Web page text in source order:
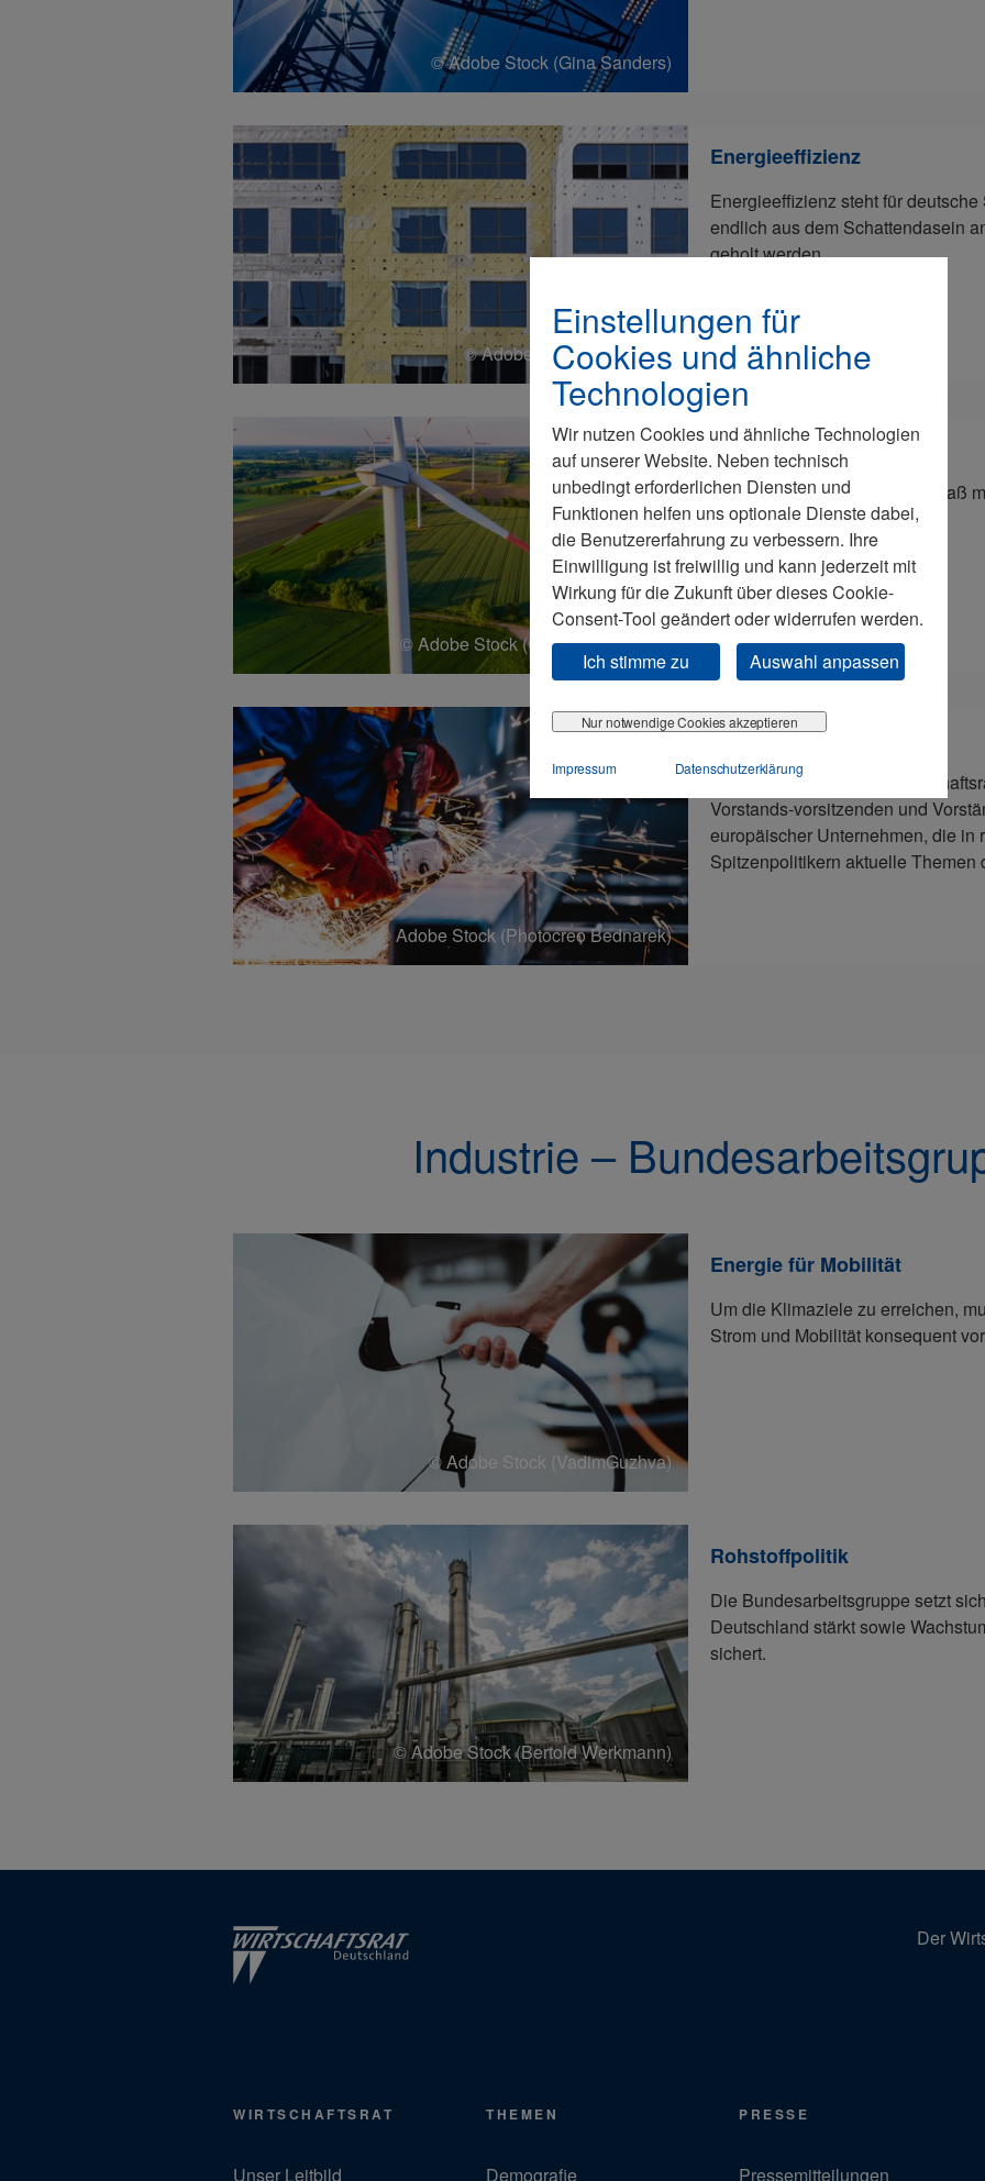
Einstellungen für
Cookies und ähnliche
Technologien
Wir nutzen Cookies und ähnliche Technologien
auf unserer Website. Neben technisch
unbedingt erforderlichen Diensten und
Funktionen helfen uns optionale Dienste dabei,
die Benutzererfahrung zu verbessern. Ihre
Einwilligung ist freiwillig und kann jederzeit mit
Wirkung für die Zukunft über dieses Cookie-
Consent-Tool geändert oder widerrufen werden.
Ich stimme zu
Auswahl anpassen
Nur notwendige Cookies akzeptieren
Impressum Datenschutzerklärung
© Adobe Stock (Gina Sanders)
© Adobe Stock (MrTwister)
Energieeffizienz
Energieeffizienz steht für
endlich aus dem Schattendasein
geholt werden.
© Adobe Stock (Christian Schwier)
Umwelt- und Klimapolitik
Wirtschaftlichkeit und Augenmaß
der Umweltpolitik werden.
© Adobe Stock (Photocreo Bednarek)
Industriebeirat
Der Industriebeirat des
Vorstands-vorsitzenden und
europäischer Unternehmen, die
Spitzenpolitikern aktuelle Themen
Industrie –
© Adobe Stock (VadimGuzhva)
Energie für Mobilität
Um die Klimaziele zu erreichen,
Strom und Mobilität konsequent
© Adobe Stock (Bertold Werkmann)
Rohstoffpolitik
Die Bundesarbeitsgruppe setzt
Deutschland stärkt sowie
sichert.
Der
WIRTSCHAFTSRAT
Unser Leitbild
THEMEN
Demografie
PRESSE
Pressemitteilungen